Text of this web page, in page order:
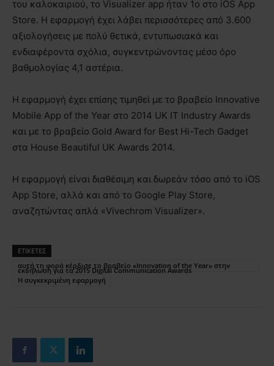
του καλοκαιριού, το Visualizer app ήταν 1ο στο iOS App
Store. Η εφαρμογή έχει λάβει περισσότερες από 3.600
αξιολογήσεις με πολύ θετικά, εντυπωσιακά και
ενδιαφέροντα σχόλια, συγκεντρώνοντας μέσο όρο
βαθμολογίας 4,1 αστέρια.
Η εφαρμογή έχει επίσης τιμηθεί με το βραβείο Innovative
Mobile App of the Year στο 2014 UK IT Industry Awards
και με το βραβείο Gold Award for Best Hi-Tech Gadget
στα House Beautiful UK Awards 2014.
Η εφαρμογή είναι διαθέσιμη και δωρεάν τόσο από το iOS
App Store, αλλά και από το Google Play Store,
αναζητώντας απλά «Vivechrom Visualizer».
ΕΤΙΚΕΤΕΣ
αυτή τη φορά κέρδισε το βραβείο «Innovation of the Year» στην
εκδήλωση για τα 2015 Digital Communication Awards
Η συγκεκριμένη εφαρμογή